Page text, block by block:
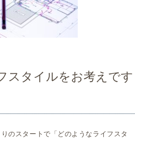
スタイルをお考えです
のスタートで「どのようなライフスタ